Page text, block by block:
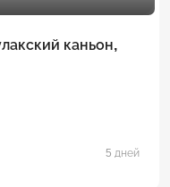
каньон,
5 дней